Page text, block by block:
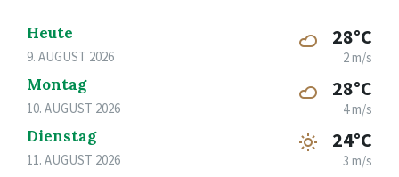
Heute
9. AUGUST 2026
28°C
2 m/s
Montag
10. AUGUST 2026
28°C
4 m/s
Dienstag
11. AUGUST 2026
24°C
3 m/s